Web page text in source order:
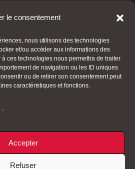
le consentement
nous utilisons des technologies
et/ou accéder aux informations des
ces technologies nous permettra de traiter
de navigation ou les ID uniques
ou de retirer son consentement peut
caractéristiques et fonctions.
Accepter
Refuser